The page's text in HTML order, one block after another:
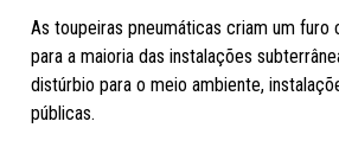
As toupeiras pneumáticas criam um
para a maioria das instalações
distúrbio para o meio ambiente,
públicas.